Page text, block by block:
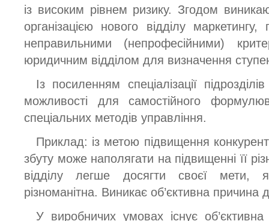
із високим рівнем ризику. Згодом
організацією нового відділу
неправильними (непрофесійними)
юридичним відділом для визначення
Із посиленням спеціалізації
можливості для самостійного
спеціальних методів управління.
Приклад: із метою підвищення
збуту може наполягати на підвищенні її
відділу легше досягти своєї мети,
різноманітна. Виникає об’єктивна причина
У виробничих умовах існує об’єктивна